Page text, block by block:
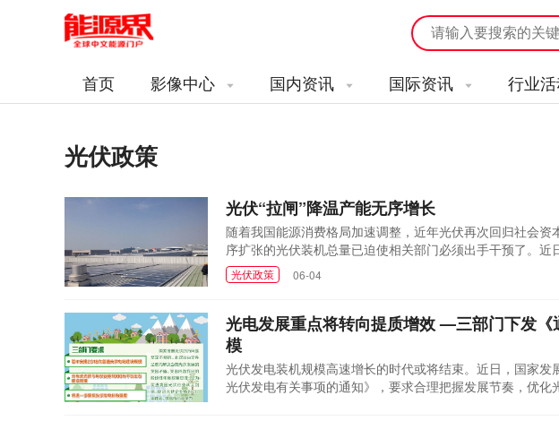
首页 影像中心 国内资讯 国际资讯 行业
光伏政策
光伏“拉闸”降温产能无序增长
随着我国能源消费格局加速调整，近年光伏再次回归社会
序扩张的光伏装机总量已迫使相关部门必须出手干预了。
2018年光伏发电有关事项的通知》(以下简称《通知》)明确
模。而且，《通知》明确，根据目前行业发展的实际情况，
光伏政策 06-04
光电发展重点将转向提质增效 —三部门下发
模
光伏发电装机规模高速增长的时代或将结束。近日，国家
光伏发电有关事项的通知》，要求合理把握发展节奏，优